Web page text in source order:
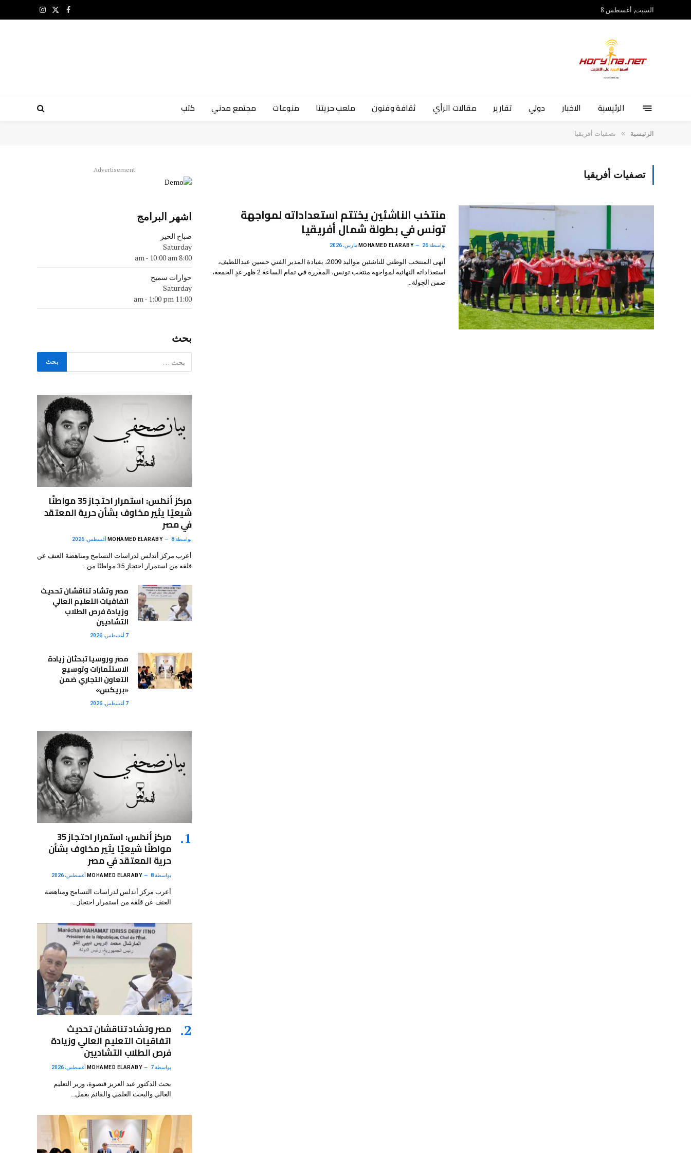
السبت, أغسطس 8 فيسبوك
X
الانستغرام
الرئيسية الاخبار دولي تقارير مقالات الرأي ثقافة وفنون ملعب حريتنا منوعات مجتمع مدني كتب
الرئيسية » تصفيات أفريقيا
تصفيات أفريقيا
منتخب الناشئين يختتم استعداداته لمواجهة
تونس في بطولة شمال أفريقيا
بواسطة MOHAMED ELARABY 26 مارس، 2026
أنهى المنتخب الوطني للناشئين مواليد 2009، بقيادة المدير الفني حسين عبداللطيف،
استعداداته النهائية لمواجهة منتخب تونس، المقررة في تمام الساعة 2 ظهر غدٍ الجمعة،
ضمن الجولة…
Advertisement
اشهر البرامج
صباح الخير
Saturday
8:00 am
- 10:00 am
حوارات سميح
Saturday
11:00 am
- 1:00 pm
بحث
مركز أندلس: استمرار احتجاز 35 مواطنًا
شيعيًا يثير مخاوف بشأن حرية المعتقد
في مصر
بواسطة MOHAMED ELARABY 8 أغسطس، 2026
أعرب مركز أندلس لدراسات التسامح ومناهضة العنف عن
قلقه من استمرار احتجاز 35 مواطنًا من…
مصر وتشاد تناقشان تحديث
اتفاقيات التعليم العالي
وزيادة فرص الطلاب
التشاديين
7 أغسطس، 2026
مصر وروسيا تبحثان زيادة
الاستثمارات وتوسيع
التعاون التجاري ضمن
«بريكس»
7 أغسطس، 2026
مركز أندلس: استمرار احتجاز 35
مواطنًا شيعيًا يثير مخاوف بشأن
حرية المعتقد في مصر
بواسطة MOHAMED ELARABY 8 أغسطس، 2026
أعرب مركز أندلس لدراسات التسامح ومناهضة
العنف عن قلقه من استمرار احتجاز…
مصر وتشاد تناقشان تحديث
اتفاقيات التعليم العالي وزيادة
فرص الطلاب التشاديين
بواسطة MOHAMED ELARABY 7 أغسطس، 2026
بحث الدكتور عبد العزيز قنصوة، وزير التعليم
العالي والبحث العلمي والقائم بعمل…